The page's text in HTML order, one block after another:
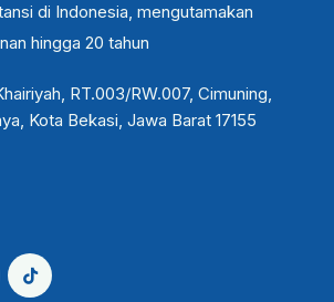
di Indonesia, mengutamakan
hingga 20 tahun
RT.003/RW.007, Cimuning,
Kota Bekasi, Jawa Barat 17155